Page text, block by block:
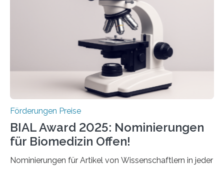
diesem Jahr wieder deutschlandweit den Hentschel-
Preis aus. Er richtet sich gezielt an jüngere
Forscherinnen und Forscher unter 40 Jahren. Geehrt
werden soll eine herausragende Doktorarbeit oder eine
hochrangige wissenschaftliche Publikation zum Thema
Förderungen Preise
BIAL Award 2025: Nominierungen
für Biomedizin Offen!
Nominierungen für Artikel von Wissenschaftlern in jeder